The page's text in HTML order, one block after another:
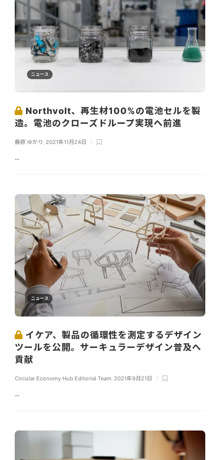
ニュース
Northvolt、再生材100%の電池セルを製
造。電池のクローズドループ実現へ前進
藤原 ゆかり 2021年11月24日
...
ニュース
イケア、製品の循環性を測定するデザイン
ツールを公開。サーキュラーデザイン普及へ
貢献
Circular Economy Hub Editorial Team, 2021年9月21日
...